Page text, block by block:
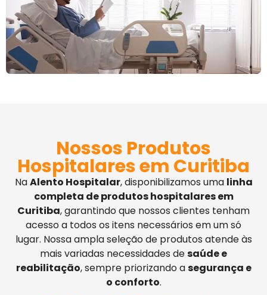
Nossos Produtos
Hospitalares em Curitiba
NaAlento Hospitalar, disponibilizamos uma linha
completa de produtos hospitalares em
Curitiba, garantindo que nossos clientes tenham
acesso a todos os itens necessários em um só
lugar. Nossa ampla seleção de produtos atende às
mais variadas necessidades desaúde e
reabilitação, sempre priorizando asegurança e
o conforto.